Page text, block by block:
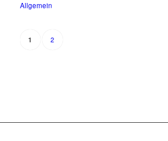
Allgemein
1 2